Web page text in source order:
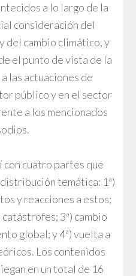
a lo largo de la
consideración del
del cambio climático, y
el punto de vista de la
las actuaciones de
público y en el sector
a los mencionados
con cuatro partes que
temática: 1ª)
y reacciones a estos;
3ª) cambio
global; y 4ª) vuelta a
Los contenidos
en un total de 16